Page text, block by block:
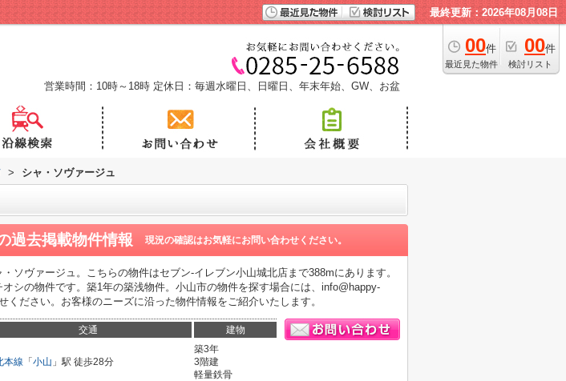
最終更新：2026年08月08日
00件
最近見た物件
00件
検討リスト
営業時間：10時～18時 定休日：毎週水曜日、日曜日、年末年始、GW、お盆
> シャ・ソヴァージュ
過去掲載物件情報 現況の確認はお気軽にお問い合わせください。
ソヴァージュ。こちらの物件はセブン-イレブン小山城北店まで388mにあります。
シの物件です。築1年の築浅物件。小山市の物件を探す場合には、info@happy-
ください。お客様のニーズに沿った物件情報をご紹介いたします。
交通 建物
本線 「 小山 」駅 徒歩28分
築3年
3階建
軽量鉄骨